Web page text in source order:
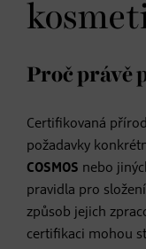
Proč právě
Certifikovaná
požadavky
COSMOS nebo
pravidla pro
způsob jejich
certifikaci mohou